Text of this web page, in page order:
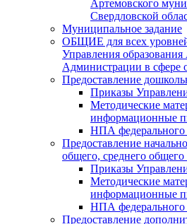
Артемовского
Свердловской
Муниципальное задание
ОБЩИЕ для всех
Управления
Администрации в сфере
Предоставление
Приказы
Методические
информационные
НПА федерального
Предоставление
общего, среднего общего
Приказы
Методические
информационные
НПА федерального
Предоставление